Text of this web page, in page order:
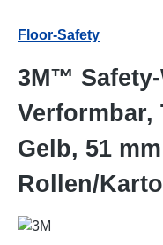
Floor-Safety
3M™
Verformbar,
Gelb, 51
Rollen/